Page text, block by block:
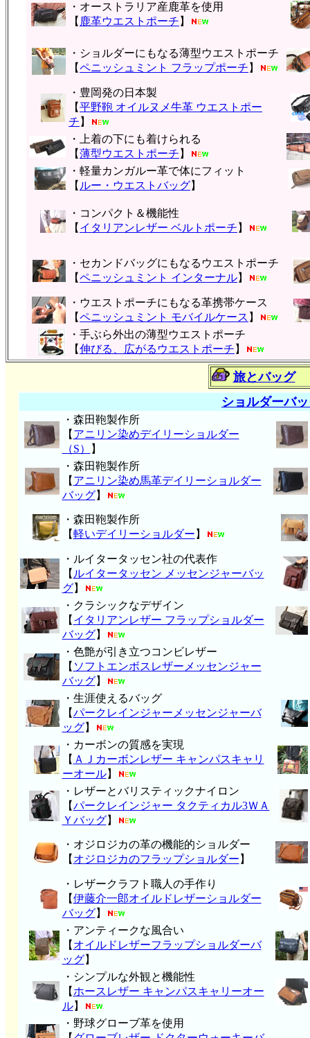
・オーストラリア産鹿革を使用
【 鹿革ウエストポーチ 】
・ショルダーにもなる薄型ウエストポーチ
【ペニッシュミント フラップポーチ 】
・豊岡発の日本製
【平野鞄 オイルヌメ牛革 ウエストポー
チ 】
・上着の下にも着けられる
【薄型ウエストポーチ 】
・軽量カンガルー革で体にフィット
【 ルー・ウエストバッグ】
・コンパクト＆機能性
【 イタリアンレザー ベルトポーチ 】
・セカンドバッグにもなるウエストポーチ
【ペニッシュミント インターナル】
・ウエストポーチにもなる革携帯ケース
【ペニッシュミント モバイルケース 】
・手ぶら外出の薄型ウエストポーチ
【伸びる、広がるウエストポーチ 】
旅とバッグ
ショルダーバ
・森田鞄製作所
【 アニリン染めデイリーショルダー
（S）
】
・森田鞄製作所
【 アニリン染め馬革デイリーショルダー
バッグ】
・森田鞄製作所
【軽いデイリーショルダー 】
・ルイタータッセン社の代表作
【 ルイタータッセン メッセンジャーバッ
グ】
・クラシックなデザイン
【 イタリアンレザー フラップショルダー
バッグ】
・色艶が引き立つコンビレザー
【 ソフトエンボスレザーメッセンジャー
バッグ】
・生涯使えるバッグ
【パークレインジャーメッセンジャーバ
ッグ】
・カーボンの質感を実現
【 ＡＪカーボンレザー キャンパスキャリ
ーオール】
・レザーとバリスティックナイロン
【パークレインジャー タクティカル3ＷＡ
Ｙバッグ】
・オジロジカの革の機能的ショルダー
【 オジロジカのフラップショルダー 】
・レザークラフト職人の手作り
【伊藤介一郎オイルドレザーショルダー
バッグ】
・アンティークな風合い
【 オイルドレザーフラップショルダーバ
ッグ】
・シンプルな外観と機能性
【 ホースレザー キャンパスキャリーオー
ル】
・野球グローブ革を使用